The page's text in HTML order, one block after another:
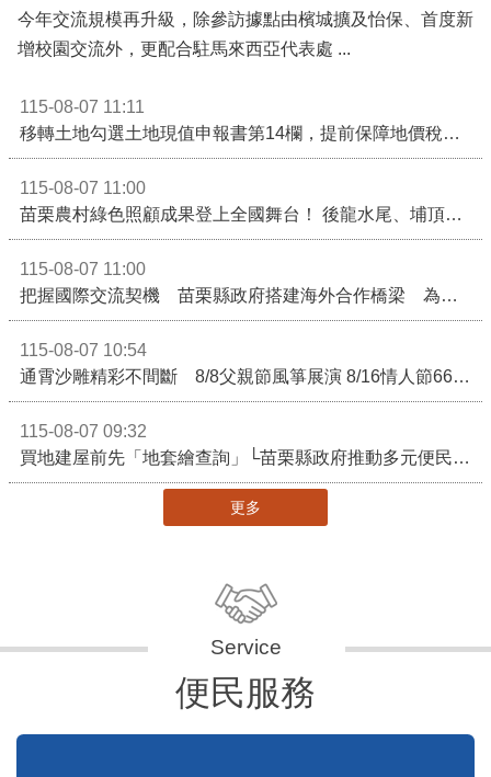
今年交流規模再升級，除參訪據點由檳城擴及怡保、首度新
增校園交流外，更配合駐馬來西亞代表處 ...
115-08-07 11:11
移轉土地勾選土地現值申報書第14欄，提前保障地價稅節稅權益
115-08-07 11:00
苗栗農村綠色照顧成果登上全國舞台！ 後龍水尾、埔頂社區前進2026高齡健康產業博覽會
115-08-07 11:00
把握國際交流契機 苗栗縣政府搭建海外合作橋梁 為在地產業爭取更多國際市場機會
115-08-07 10:54
通霄沙雕精彩不間斷 8/8父親節風箏展演 8/16情人節66對浪漫挑戰送好禮
115-08-07 09:32
買地建屋前先「地套繪查詢」└苗栗縣政府推動多元便民諮詢服務
更多
便民服務